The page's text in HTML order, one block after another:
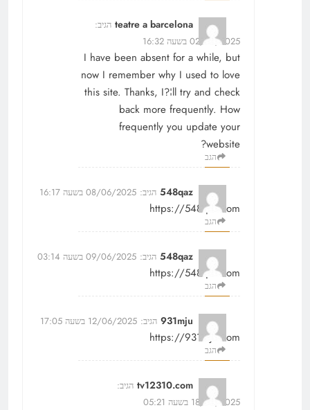
teatre a barcelona הגיב:
02/06/2025 בשעה 16:32
I have been absent for a while, but
now I remember why I used to love
this site. Thanks, I?¦ll try and check
back more frequently. How
frequently you update your
website?
הגב
548qaz הגיב: 08/06/2025 בשעה 16:17
https://548qaz.com
הגב
548qaz הגיב: 09/06/2025 בשעה 03:14
https://548qaz.com
הגב
931mju הגיב: 12/06/2025 בשעה 17:05
https://931mju.com
הגב
tv12310.com הגיב:
18/06/2025 בשעה 05:21